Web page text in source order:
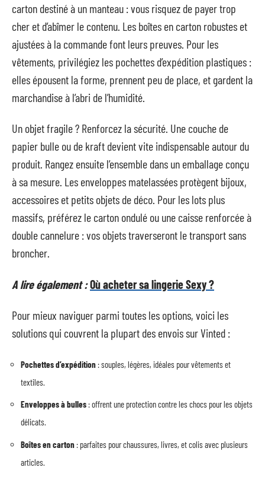
carton destiné à un manteau : vous risquez de payer trop
cher et d’abîmer le contenu. Les boîtes en carton robustes et
ajustées à la commande font leurs preuves. Pour les
vêtements, privilégiez les pochettes d’expédition plastiques :
elles épousent la forme, prennent peu de place, et gardent la
marchandise à l’abri de l’humidité.
Un objet fragile ? Renforcez la sécurité. Une couche de
papier bulle ou de kraft devient vite indispensable autour du
produit. Rangez ensuite l’ensemble dans un emballage conçu
à sa mesure. Les enveloppes matelassées protègent bijoux,
accessoires et petits objets de déco. Pour les lots plus
massifs, préférez le carton ondulé ou une caisse renforcée à
double cannelure : vos objets traverseront le transport sans
broncher.
A lire également :Où acheter sa lingerie Sexy ?
Pour mieux naviguer parmi toutes les options, voici les
solutions qui couvrent la plupart des envois sur Vinted :
Pochettes d’expédition : souples, légères, idéales pour vêtements et
textiles.
Enveloppes à bulles : offrent une protection contre les chocs pour les objets
délicats.
Boîtes en carton : parfaites pour chaussures, livres, et colis avec plusieurs
articles.